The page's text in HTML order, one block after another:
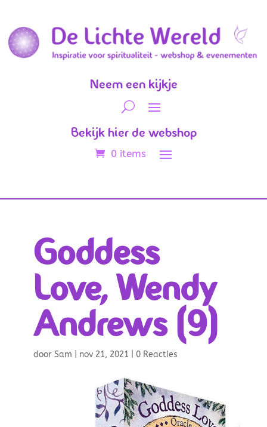
Neem een kijkje
Bekijk hier de webshop
0 items
Goddess
Love, Wendy
Andrews (9)
door Sam nov 21, 2021 0 Reacties